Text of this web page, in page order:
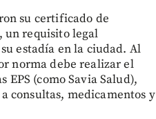
su certificado de
un requisito legal
estadía en la ciudad. Al
norma debe realizar el
(como Savia Salud),
consultas, medicamentos y